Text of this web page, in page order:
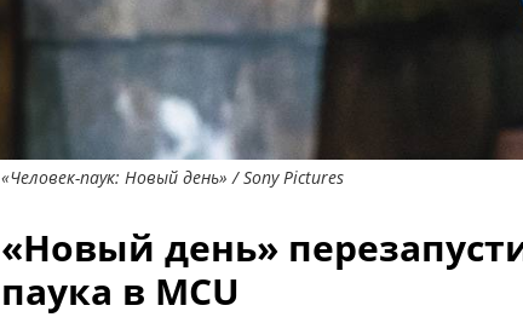
«Человек-паук: Новый день» / Sony Pictures
«Новый день»
паука в MCU